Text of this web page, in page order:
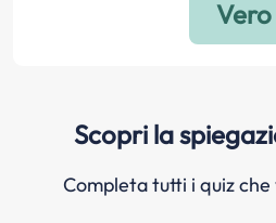
Scopri la
Completa tutti i quiz che